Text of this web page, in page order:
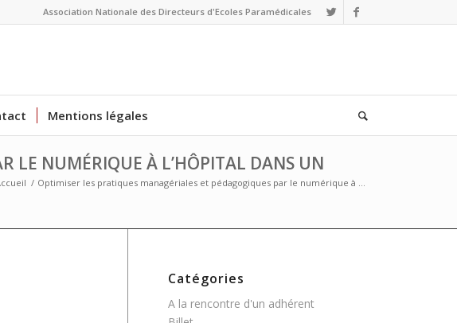
Association Nationale des Directeurs d'Ecoles Paramédicales
Mentions légales
LE NUMÉRIQUE À L’HÔPITAL DANS UN
/ Optimiser les pratiques managériales et pédagogiques par le numérique à ...
Catégories
A la rencontre d'un adhérent